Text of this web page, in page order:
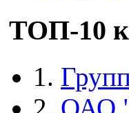
ТОП-10
1.